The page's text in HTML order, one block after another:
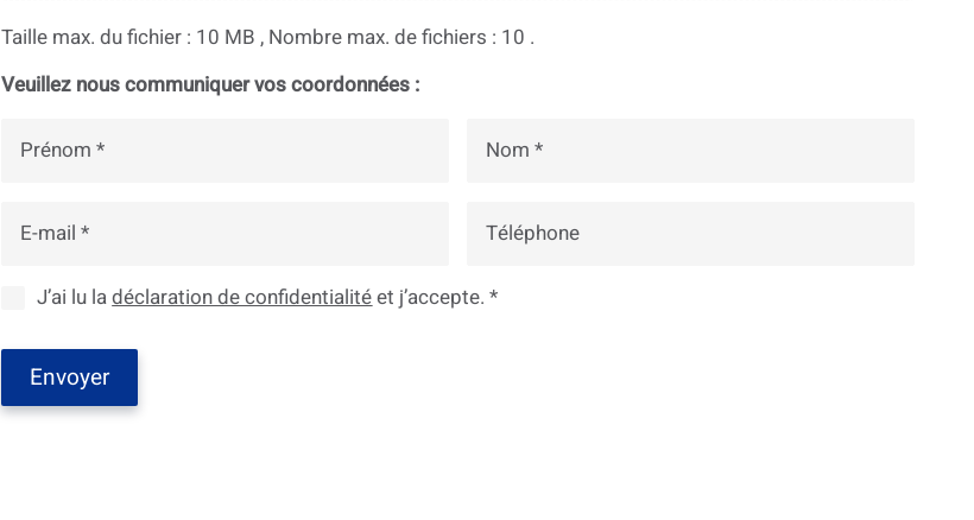
Taille max. du fichier : 10 MB , Nombre max. de fichiers : 10 .
Veuillez nous communiquer vos coordonnées :
de
mail
Protection
données
J’ai lu ladéclaration de confidentialitéet j’accepte. *